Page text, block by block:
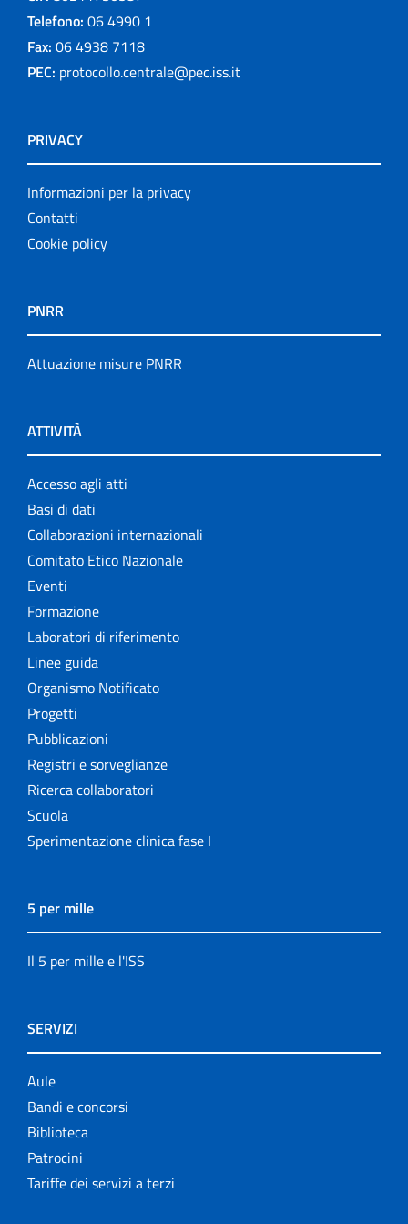
Telefono: 06 4990 1
Fax: 06 4938 7118
PEC: protocollo.centrale@pec.iss.it
PRIVACY
Informazioni per la privacy
Contatti
Cookie policy
PNRR
Attuazione misure PNRR
ATTIVITÀ
Accesso agli atti
Basi di dati
Collaborazioni internazionali
Comitato Etico Nazionale
Eventi
Formazione
Laboratori di riferimento
Linee guida
Organismo Notificato
Progetti
Pubblicazioni
Registri e sorveglianze
Ricerca collaboratori
Scuola
Sperimentazione clinica fase I
5 per mille
Il 5 per mille e l'ISS
SERVIZI
Aule
Bandi e concorsi
Biblioteca
Patrocini
Tariffe dei servizi a terzi